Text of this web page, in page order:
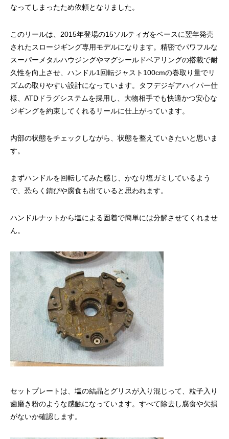
シマノ バンタム1000SGの1年点検
2025.02.26
ダイワ スパルタン
ール
2024.10.31
謹賀新年 BSフジ「名品再生
ム」
2023.03.21
（第22回）コラム
2023.02.06
なってしまったため依頼となりました。
このリールは、2015年登場の15ソルティガをベースに翌年発売
されたスロージギング専用モデルになります。精密でパワフルな
スーパーメタルハウジングやマグシールドベアリングの搭載で耐
久性を向上させ、ハンドル1回転ジャスト100cmの巻取り量でリ
ズムの取りやすい設計になっています。タフデジギアハイパー仕
様、ATDドラグシステムを採用し、大物相手でも快適かつ安心な
ジギングを約束してくれるリールに仕上がっています。
内部の状態をチェックしながら、状態を整えていきたいと思いま
す。
まずハンドルを回転してみた感じ、かなり塩ガミしているよう
で、恐らく錆びや腐食も出ていると思われます。
ハンドルナットから塩による固着で簡単には分解させてくれませ
ん。
セットプレートは、塩の結晶とグリスが入り混じって、粒子入り
歯磨き粉のような感触になっています。すべて除去し腐食や欠損
がないか確認します。